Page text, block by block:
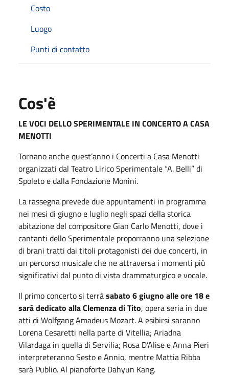
Costo
Luogo
Punti di contatto
Cos'è
LE VOCI DELLO SPERIMENTALE IN CONCERTO A CASA
MENOTTI
Tornano anche quest’anno i Concerti a Casa Menotti
organizzati dal Teatro Lirico Sperimentale “A. Belli” di
Spoleto e dalla Fondazione Monini.
La rassegna prevede due appuntamenti in programma
nei mesi di giugno e luglio negli spazi della storica
abitazione del compositore Gian Carlo Menotti, dove i
cantanti dello Sperimentale proporranno una selezione
di brani tratti dai titoli protagonisti dei due concerti, in
un percorso musicale che ne attraversa i momenti più
significativi dal punto di vista drammaturgico e vocale.
Il primo concerto si terràsabato 6 giugno alle ore 18 e
sarà dedicato alla Clemenza di Tito, opera seria in due
atti di Wolfgang Amadeus Mozart. A esibirsi saranno
Lorena Cesaretti nella parte di Vitellia; Ariadna
Vilardaga in quella di Servilia; Rosa D’Alise e Anna Pieri
interpreteranno Sesto e Annio, mentre Mattia Ribba
sarà Publio. Al pianoforte Dahyun Kang.